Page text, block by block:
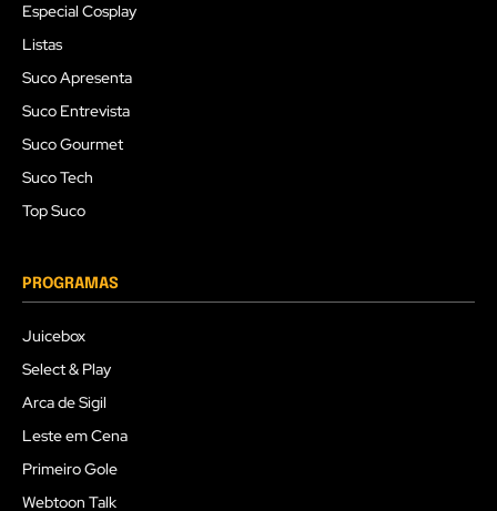
Especial Cosplay
Listas
Suco Apresenta
Suco Entrevista
Suco Gourmet
Suco Tech
Top Suco
PROGRAMAS
Juicebox
Select & Play
Arca de Sigil
Leste em Cena
Primeiro Gole
Webtoon Talk